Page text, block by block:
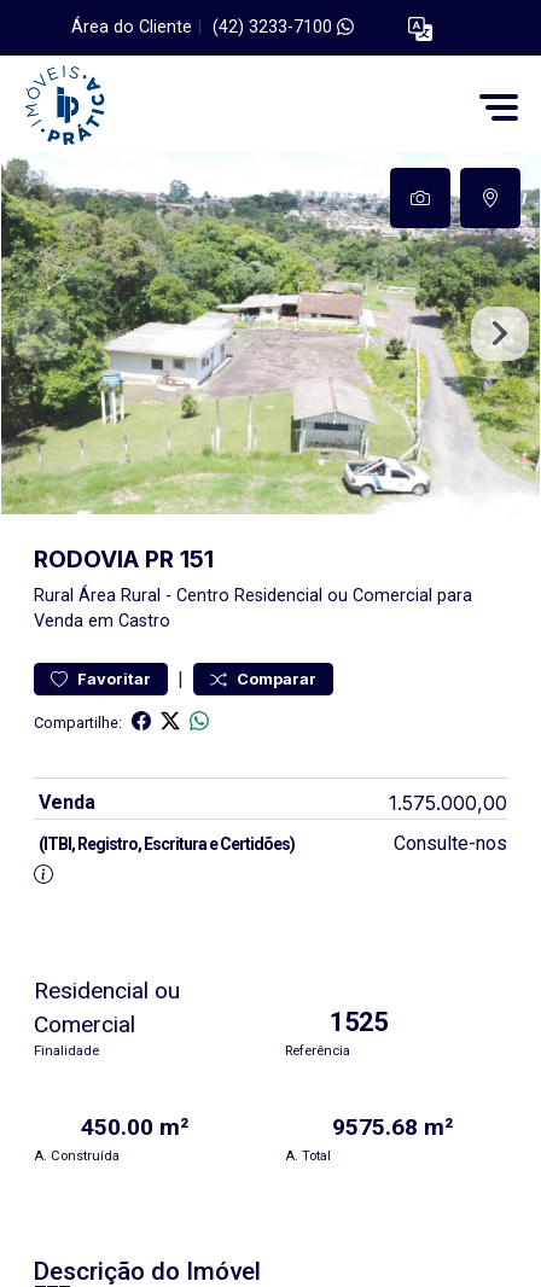
Área do Cliente (42) 3233-7100
RODOVIA PR 151
Rural Área Rural - Centro Residencial ou Comercial para
Venda em Castro
Favoritar | Comparar
Compartilhe:
Venda 1.575.000,00
(ITBI, Registro, Escritura e Certidões) Consulte-nos
Residencial ou
Comercial
Finalidade
1525
Referência
450.00 m²
A. Construída
9575.68 m²
A. Total
Descrição do Imóvel